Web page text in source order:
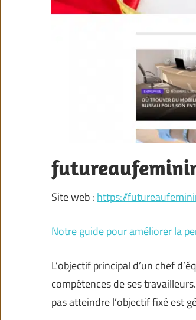
Site web : https://
Notre guide pour améliorer la
L’objectif principal d’un chef
compétences de ses
pas atteindre l’objectif fixé est